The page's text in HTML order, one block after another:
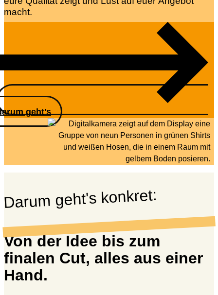
macht.
geht's
Darum geht's konkret:
Von der Idee bis zum
finalen Cut, alles aus einer
Hand.